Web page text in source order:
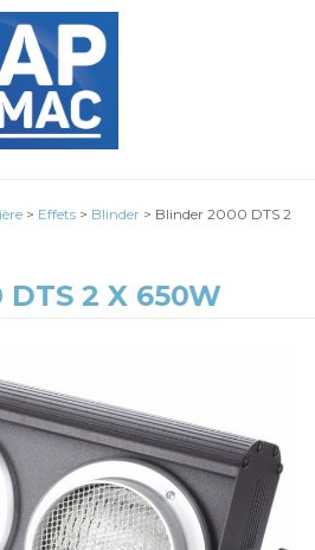
> Effets > Blinder > Blinder 2000 DTS 2
DTS 2 X 650W